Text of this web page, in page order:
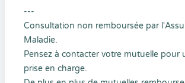
---
Consultation non remboursée par
Maladie.
Pensez à contacter votre mutuelle pour
prise en charge.